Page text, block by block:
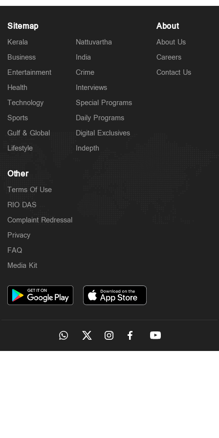
Sitemap
Kerala
Business
Entertainment
Health
Technology
Sports
Gulf & Global
Lifestyle
Nattuvartha
India
Crime
Interviews
Special Programs
Daily Programs
Digital Exclusives
Indepth
About
About Us
Careers
Contact Us
Other
Terms Of Use
RIO DAS
Complaint Redressal
Privacy
FAQ
Media Kit